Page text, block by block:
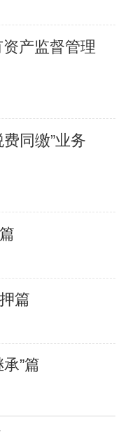
产监督管理
同缴”业务
篇
”篇